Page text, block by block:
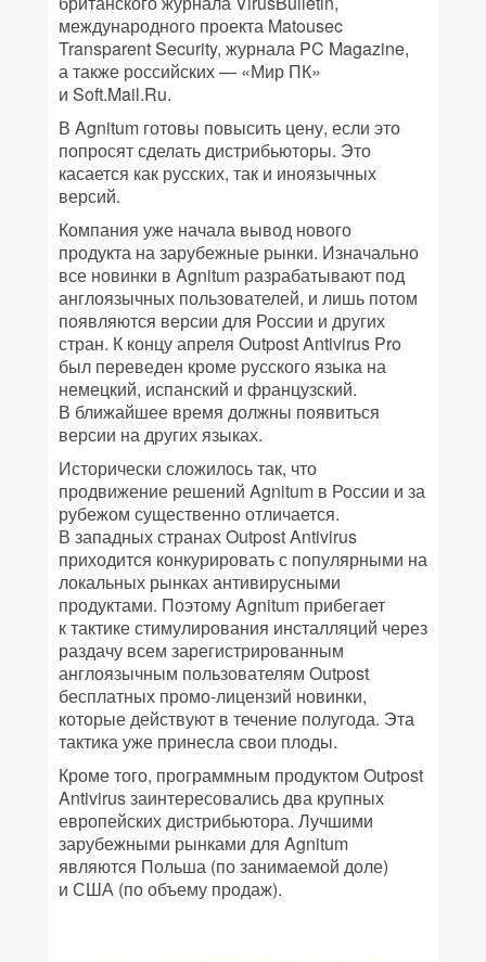
международного проекта Matousec
Transparent Security, журнала PC Magazine,
а также российских — «Мир ПК»
и Soft.Mail.Ru.
В Agnitum готовы повысить цену, если это
попросят сделать дистрибьюторы. Это
касается как русских, так и иноязычных
версий.
Компания уже начала вывод нового
продукта на зарубежные рынки. Изначально
все новинки в Agnitum разрабатывают под
англоязычных пользователей, и лишь потом
появляются версии для России и других
стран. К концу апреля Outpost Antivirus Pro
был переведен кроме русского языка на
немецкий, испанский и французский.
В ближайшее время должны появиться
версии на других языках.
Исторически сложилось так, что
продвижение решений Agnitum в России и за
рубежом существенно отличается.
В западных странах Outpost Antivirus
приходится конкурировать с популярными на
локальных рынках антивирусными
продуктами. Поэтому Agnitum прибегает
к тактике стимулирования инсталляций через
раздачу всем зарегистрированным
англоязычным пользователям Outpost
бесплатных промо-лицензий новинки,
которые действуют в течение полугода. Эта
тактика уже принесла свои плоды.
Кроме того, программным продуктом Outpost
Antivirus заинтересовались два крупных
европейских дистрибьютора. Лучшими
зарубежными рынками для Agnitum
являются Польша (по занимаемой доле)
и США (по объему продаж).